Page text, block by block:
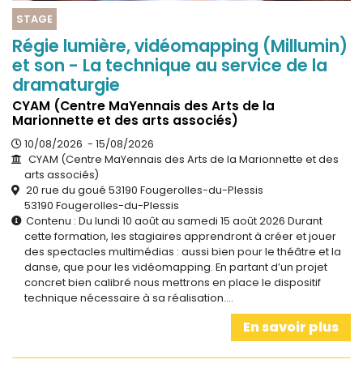
STAGE
Régie lumière, vidéomapping (Millumin)
et son - La technique au service de la
dramaturgie
CYAM (Centre MaYennais des Arts de la
Marionnette et des arts associés)
10/08/2026 - 15/08/2026
CYAM (Centre MaYennais des Arts de la Marionnette et des
arts associés)
20 rue du goué 53190 Fougerolles-du-Plessis
53190 Fougerolles-du-Plessis
Contenu : Du lundi 10 août au samedi 15 août 2026 Durant
cette formation, les stagiaires apprendront à créer et jouer
des spectacles multimédias : aussi bien pour le théâtre et la
danse, que pour les vidéomapping. En partant d’un projet
concret bien calibré nous mettrons en place le dispositif
technique nécessaire à sa réalisation.…
En savoir plus